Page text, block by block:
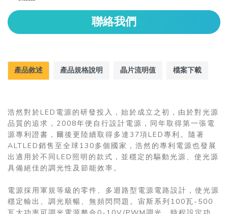
聯絡我們
產品敘述 產品規格說明 晶片流明值 檔案下載
浩然對於LED電源的研發投入，始於成立之初，由於對光源
品質的追求，2008年便自行設計電源，同年取得第一張電
源專利證書，爾後更陸續取得多達37項LED專利。隨著
ALTLED銷售至全球130多個國家，浩然的專利電源也發展
出適用於不同LED照明的款式，並穩定的驅動光源、使光源
具備絕佳的調光性及節能效率。
電源採用軍規等級的零件、多迴路型電源電路設計，使光源
穩定輸出、調光順暢、無頻閃問題。宙斯系列100瓦-500